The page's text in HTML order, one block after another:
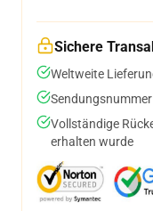
Sichere
Weltweite
Vollständige
erhalten wurde